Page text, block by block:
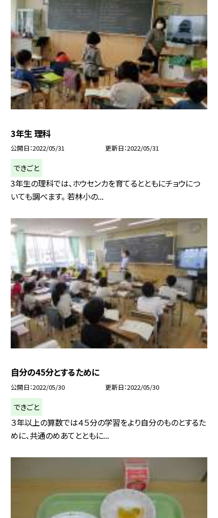
3年生 理科
公開日 2022/05/31 更新日 2022/05/31
できごと
3年生の理科では、ホウセンカを育てるとともにチョウにつ
いても調べます。 若林小の...
自分の45分とするために
公開日 2022/05/30 更新日 2022/05/30
できごと
３年以上の算数では４５分の学習をより自分のものとするた
めに、共通のめあてとともに...